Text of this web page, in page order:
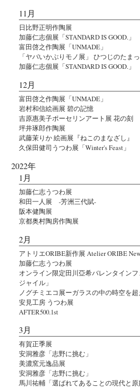
11月
日比野正明作陶展
加藤仁志個展「STANDARD IS GOOD.」
富田啓之作陶展「UNMADE」
「ヤバいかぶりモノ展」 ひつじのたま
加藤仁志個展「STANDARD IS GOOD.」
12月
富田啓之作陶展「UNMADE」
岩村和信絵画展 碧の記憶
吉原惠美子ポーセリンアート展 花の刻
坪井琢郎作陶展
武藤茉りか 絵画展『ねこのまなざし』
久保田健司うつわ展「Winter's Feast」
2022年
1月
加藤仁志うつわ展
和田一人展 -芳洲三代賦-
阪本健陶展
京都奥村陶房作陶展
2月
アトリエORIBE新作展 Atelier ORIBE
加藤仁志うつわ展
オンライン限定田川亞希バレンタイン
ジャイル」
ノグチミエコ展ーガラスの中の時空を
安見工房 うつわ展
AFTER500.1st
3月
有賀正季展
安洞雅彦「志野に挑む」
美濃窯元逸品展
安洞雅彦「志野に挑む」
馬川祐輔「選ばれてあることの現代と原